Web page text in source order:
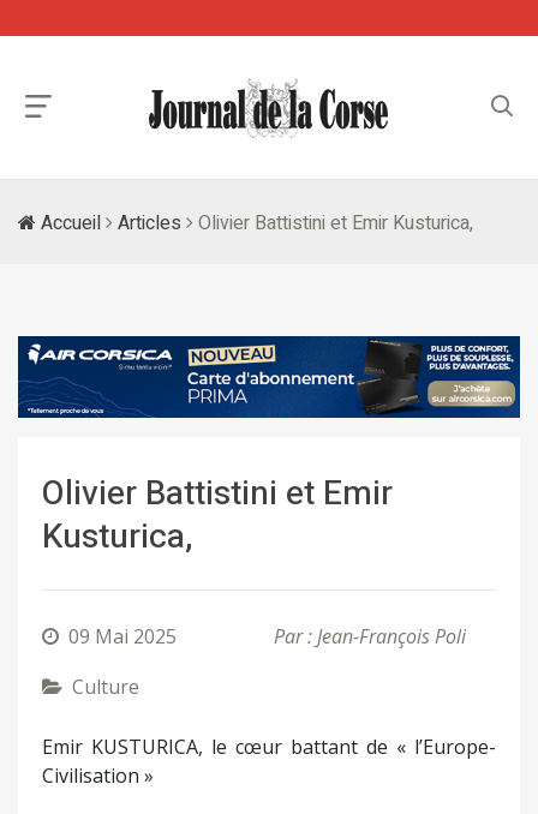
Accueil Articles Olivier Battistini et Emir Kusturica,
Olivier Battistini et Emir
Kusturica,
09 Mai 2025
Par : Jean-François Poli
Culture
Emir KUSTURICA, le cœur battant de « l’Europe-
Civilisation »